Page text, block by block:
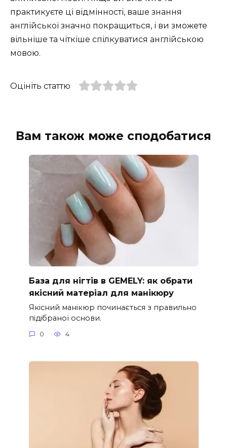
практикуєте ці відмінності, ваше знання
англійської значно покращиться, і ви зможете
вільніше та чіткіше спілкуватися англійською
мовою.
Оцініть статтю
Вам також може сподобатися
База для нігтів в GEMELY: як обрати
якісний матеріал для манікюру
Якісний манікюр починається з правильно
підібраної основи.
0 4